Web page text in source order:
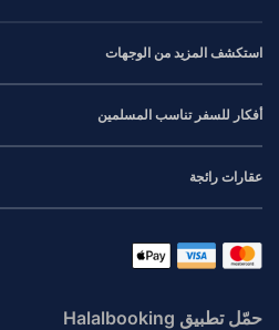
استكشف المزيد من الوجهات
أفكار للسفر تناسب المسلمين
عقارات رائجة
حمّل تطبيق Halalbooking